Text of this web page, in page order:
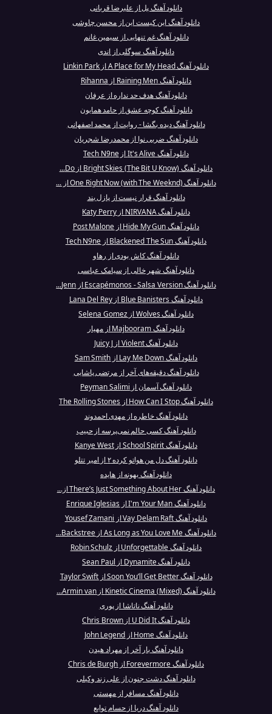
دانلود آهنگ پل از علیرضا قربانی
دانلود آهنگ این کیست این از محسن چاوشی
دانلود آهنگ غم تنهایی از سیمین غانم
دانلود آهنگ سوگلی از اندی
دانلود آهنگ A Place for My Head از Linkin Park
دانلود آهنگ Raining Men از Rihanna
دانلود آهنگ هدف حد نداره از عرفان
دانلود آهنگ کوچه عشق از حامد همایون
دانلود آهنگ دیده بگشا - روایت از محمد اصفهانی
دانلود آهنگ ضربی نوا از محمدرضا شجریان
دانلود آهنگ It's Alive از Tech N9ne
دانلود آهنگ Bright Skies (The Bit U Know) از Do...
دانلود آهنگ One Right Now (with The Weeknd) از ...
دانلود آهنگ قرار نیست از پازل بند
دانلود آهنگ NIRVANA از Katy Perry
دانلود آهنگ Hide My Gun از Post Malone
دانلود آهنگ Blackened The Sun از Tech N9ne
دانلود آهنگ کاش بودی از رهاو
دانلود آهنگ شهر خالی از سیامک عباسی
دانلود آهنگ Escapémonos - Salsa Version از Jenn...
دانلود آهنگ Blue Banisters از Lana Del Rey
دانلود آهنگ Wolves از Selena Gomez
دانلود آهنگ Majbooram از مهیار
دانلود آهنگ Violent از Juicy J
دانلود آهنگ Lay Me Down از Sam Smith
دانلود آهنگ دقیقه‌های آخر از مرتضی پاشایی
دانلود آهنگ آسمان از Peyman Salimi
دانلود آهنگ How Can I Stop از The Rolling Stones
دانلود آهنگ خاطره از مهدی احمدوند
دانلود آهنگ کسی حالم نمی‌پرسه از حبیب
دانلود آهنگ School Spirit از Kanye West
دانلود آهنگ دل من هواتو کرده ۲ از امیر تتلو
دانلود آهنگ بهونه از هایده
دانلود آهنگ There’s Just Something About Her از...
دانلود آهنگ I'm Your Man از Enrique Iglesias
دانلود آهنگ Vay Delam Raft از Yousef Zamani
دانلود آهنگ As Long as You Love Me از Backstree...
دانلود آهنگ Unforgettable از Robin Schulz
دانلود آهنگ Dynamite از Sean Paul
دانلود آهنگ Soon You’ll Get Better از Taylor Swift
دانلود آهنگ Kinetic Cinema (Mixed) از Armin van...
دانلود آهنگ ناتاشا از پوری
دانلود آهنگ U Did It از Chris Brown
دانلود آهنگ Home از John Legend
دانلود آهنگ بار آخر از مهراد هیدن
دانلود آهنگ Forevermore از Chris de Burgh
دانلود آهنگ دشت جنون از علی زند وکیلی
دانلود آهنگ مسافر از مهستی
دانلود آهنگ دریا از حسام توابع